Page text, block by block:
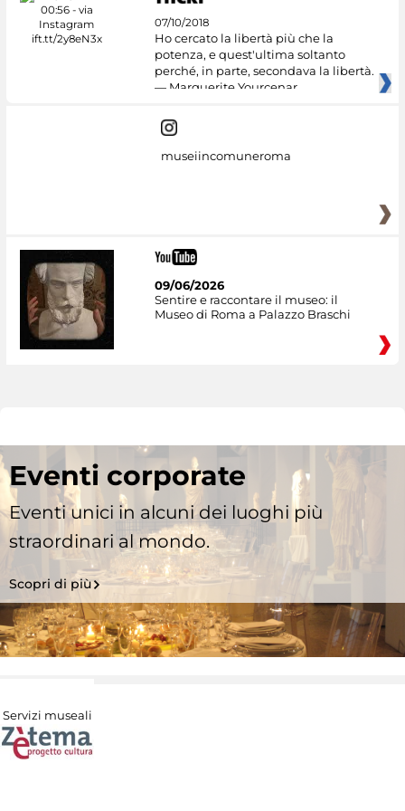
07/10/2018
Ho cercato la libertà più che la
potenza, e quest'ultima soltanto
perché, in parte, secondava la libertà.
— Marguerite Yourcenar
museiincomuneroma
09/06/2026
Sentire e raccontare il museo: il
Museo di Roma a Palazzo Braschi
Eventi corporate
Eventi unici in alcuni dei luoghi più
straordinari al mondo.
Scopri di più
Servizi museali